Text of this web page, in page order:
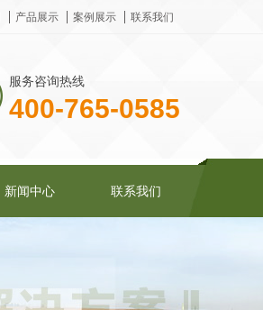
产品展示 案例展示 联系我们
服务咨询热线
400-765-0585
新闻中心 联系我们